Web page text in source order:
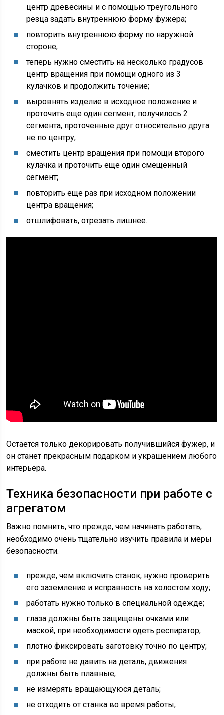
центр древесины и с помощью треугольного
резца задать внутреннюю форму фужера;
повторить внутреннюю форму по наружной
стороне;
теперь нужно сместить на несколько градусов
центр вращения при помощи одного из 3
кулачков и продолжить точение;
выровнять изделие в исходное положение и
проточить еще один сегмент, получилось 2
сегмента, проточенные друг относительно друга
не по центру;
сместить центр вращения при помощи второго
кулачка и проточить еще один смещенный
сегмент;
повторить еще раз при исходном положении
центра вращения;
отшлифовать, отрезать лишнее.
Остается только декорировать получившийся фужер, и
он станет прекрасным подарком и украшением любого
интерьера.
Техника безопасности при работе с
агрегатом
Важно помнить, что прежде, чем начинать работать,
необходимо очень тщательно изучить правила и меры
безопасности.
прежде, чем включить станок, нужно проверить
его заземление и исправность на холостом ходу;
работать нужно только в специальной одежде;
глаза должны быть защищены очками или
маской, при необходимости одеть респиратор;
плотно фиксировать заготовку точно по центру;
при работе не давить на деталь, движения
должны быть плавные;
не измерять вращающуюся деталь;
не отходить от станка во время работы;